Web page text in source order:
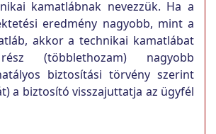
kamatlábnak nevezzük. Ha a
eredmény nagyobb, mint a
akkor a technikai kamatlábat
(többlethozam) nagyobb
biztosítási törvény szerint
a biztosító visszajuttatja az ügyfél